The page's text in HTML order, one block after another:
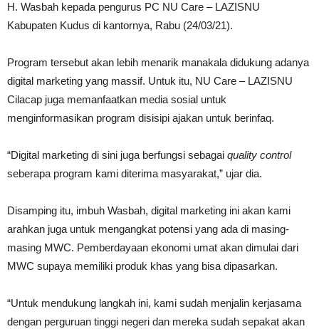
H. Wasbah kepada pengurus PC NU Care – LAZISNU
Kabupaten Kudus di kantornya, Rabu (24/03/21).
Program tersebut akan lebih menarik manakala didukung adanya
digital marketing yang massif. Untuk itu, NU Care – LAZISNU
Cilacap juga memanfaatkan media sosial untuk
menginformasikan program disisipi ajakan untuk berinfaq.
“Digital marketing di sini juga berfungsi sebagai quality control
seberapa program kami diterima masyarakat,” ujar dia.
Disamping itu, imbuh Wasbah, digital marketing ini akan kami
arahkan juga untuk mengangkat potensi yang ada di masing-
masing MWC. Pemberdayaan ekonomi umat akan dimulai dari
MWC supaya memiliki produk khas yang bisa dipasarkan.
“Untuk mendukung langkah ini, kami sudah menjalin kerjasama
dengan perguruan tinggi negeri dan mereka sudah sepakat akan